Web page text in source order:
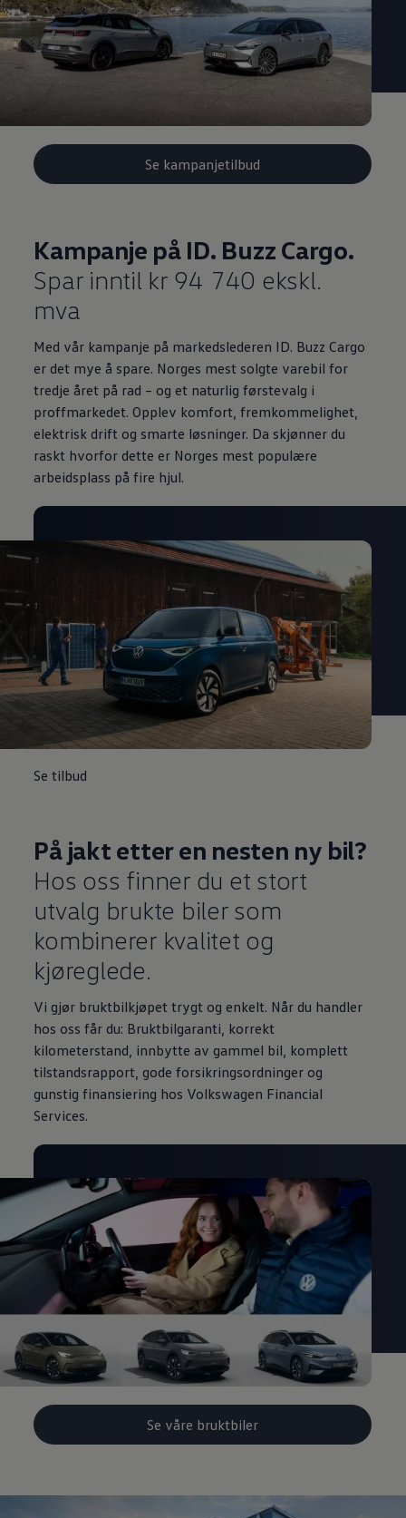
Se kampanjetilbud
Kampanje på ID. Buzz Cargo.
Spar inntil kr 94 740 ekskl.
mva
Med vår kampanje på markedslederen ID. Buzz Cargo
er det mye å spare. Norges mest solgte varebil for
tredje året på rad – og et naturlig førstevalg i
proffmarkedet. Opplev komfort, fremkommelighet,
elektrisk drift og smarte løsninger. Da skjønner du
raskt hvorfor dette er Norges mest populære
arbeidsplass på fire hjul.
Se tilbud
På jakt etter en nesten ny bil?
Hos oss finner du et stort
utvalg brukte biler som
kombinerer kvalitet og
kjøreglede.
Vi gjør bruktbilkjøpet trygt og enkelt. Når du handler
hos oss får du: Bruktbilgaranti, korrekt
kilometerstand, innbytte av gammel bil, komplett
tilstandsrapport, gode forsikringsordninger og
gunstig finansiering hos Volkswagen Financial
Services.
Se våre bruktbiler